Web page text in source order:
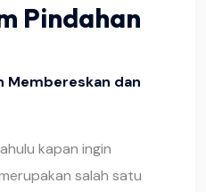
Pindahan
Membereskan dan
kapan ingin
salah satu